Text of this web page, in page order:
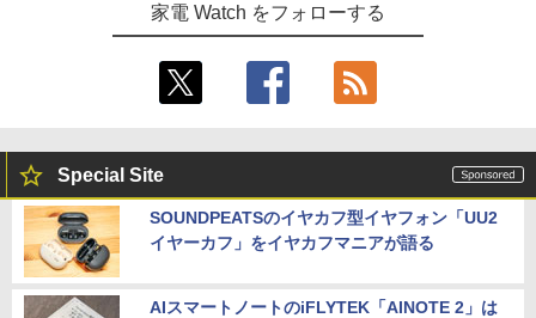
家電 Watch をフォローする
Special Site
SOUNDPEATSのイヤカフ型イヤフォン「UU2
イヤーカフ」をイヤカフマニアが語る
AIスマートノートのiFLYTEK「AINOTE 2」は